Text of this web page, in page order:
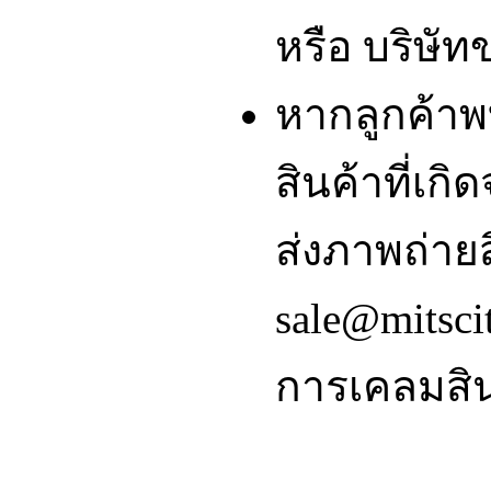
หรือ บริษัท
หากลูกค้า
สินค้าที่เกิ
ส่งภาพถ่า
การเคลมสิ